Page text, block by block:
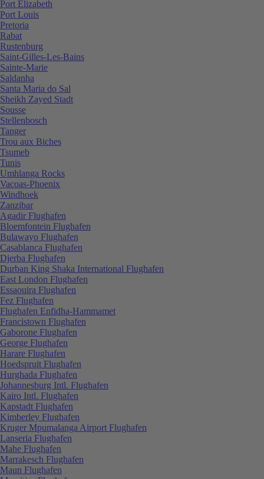
Port Elizabeth
Port Louis
Pretoria
Rabat
Rustenburg
Saint-Gilles-Les-Bains
Sainte-Marie
Saldanha
Santa Maria do Sal
Sheikh Zayed Stadt
Sousse
Stellenbosch
Tanger
Trou aux Biches
Tsumeb
Tunis
Umhlanga Rocks
Vacoas-Phoenix
Windhoek
Zanzibar
Agadir Flughafen
Bloemfontein Flughafen
Bulawayo Flughafen
Casablanca Flughafen
Djerba Flughafen
Durban King Shaka International Flughafen
East London Flughafen
Essaouira Flughafen
Fez Flughafen
Flughafen Enfidha-Hammamet
Francistown Flughafen
Gaborone Flughafen
George Flughafen
Harare Flughafen
Hoedspruit Flughafen
Hurghada Flughafen
Johannesburg Intl. Flughafen
Kairo Intl. Flughafen
Kapstadt Flughafen
Kimberley Flughafen
Kruger Mpumalanga Airport Flughafen
Lanseria Flughafen
Mahe Flughafen
Marrakesch Flughafen
Maun Flughafen